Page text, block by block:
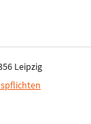
Leipzig